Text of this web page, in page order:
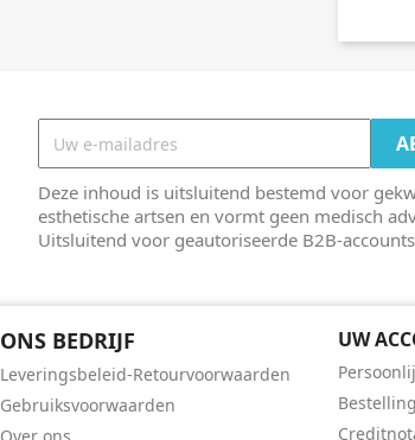
Deze inhoud is uitsluitend bestemd voor
esthetische artsen en vormt geen medisch
Uitsluitend voor geautoriseerde B2B-
ONS BEDRIJF
Leveringsbeleid-Retourvoorwaarden
Gebruiksvoorwaarden
UW